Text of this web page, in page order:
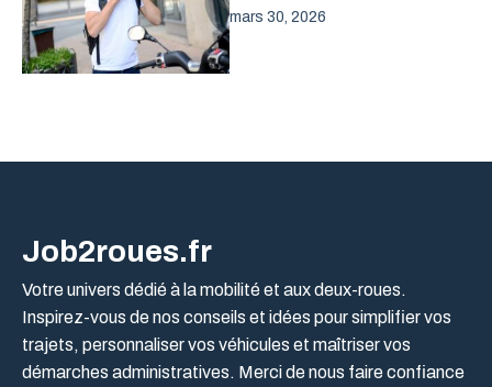
mars 30, 2026
Job2roues.fr
Votre univers dédié à la mobilité et aux deux-roues.
Inspirez-vous de nos conseils et idées pour simplifier vos
trajets, personnaliser vos véhicules et maîtriser vos
démarches administratives. Merci de nous faire confiance